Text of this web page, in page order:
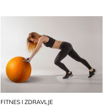
FITNES I ZDRAVLJE